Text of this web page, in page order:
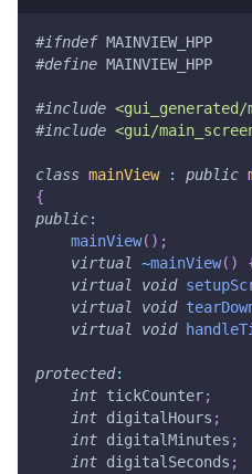
#ifndef MAINVIEW_HPP
#define MAINVIEW_HPP
#include <gui_generated/
#include <gui/
class mainView : public
{
public:
mainView( ) ;
virtual
~mainView( )
virtual
void
virtual
void
virtual
void
protected:
int tickCounter;
int digitalHours ;
int digitalMinutes ;
int digitalSeconds ;